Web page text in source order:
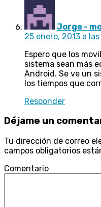
Jorge -
25 enero, 2013 a las
Espero que los
sistema sean más
Android. Se ve un
los tiempos que
Responder
Déjame un
Tu dirección de correo
campos obligatorios
Comentario